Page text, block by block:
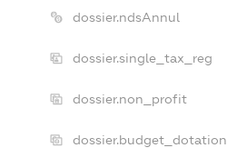
dossier.ndsAnnul
dossier.single_tax_reg
dossier.non_profit
dossier.budget_dotation